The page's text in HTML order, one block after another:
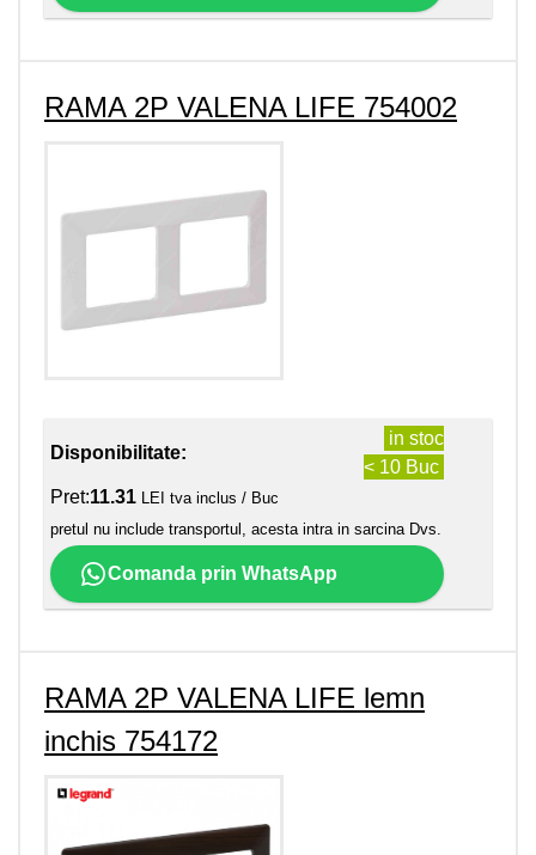
RAMA 2P VALENA LIFE 754002
Disponibilitate:
in stoc
< 10 Buc
Pret:11.31 LEI tva inclus / Buc
pretul nu include transportul, acesta intra in sarcina Dvs.
Comanda prin WhatsApp
RAMA 2P VALENA LIFE lemn
inchis 754172